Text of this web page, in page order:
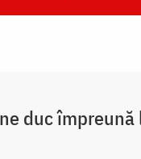
duc împreună